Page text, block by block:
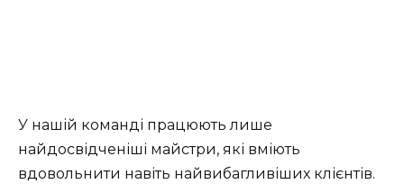
У нашій команді працюють лише
найдосвідченіші майстри, які вміють
вдовольнити навіть найвибагливіших клієнтів.